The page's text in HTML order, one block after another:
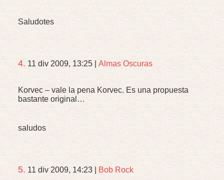
Saludotes
4. 11 div 2009, 13:25 Almas Oscuras
Korvec – vale la pena Korvec. Es una propuesta
bastante original…
saludos
5. 11 div 2009, 14:23 Bob Rock